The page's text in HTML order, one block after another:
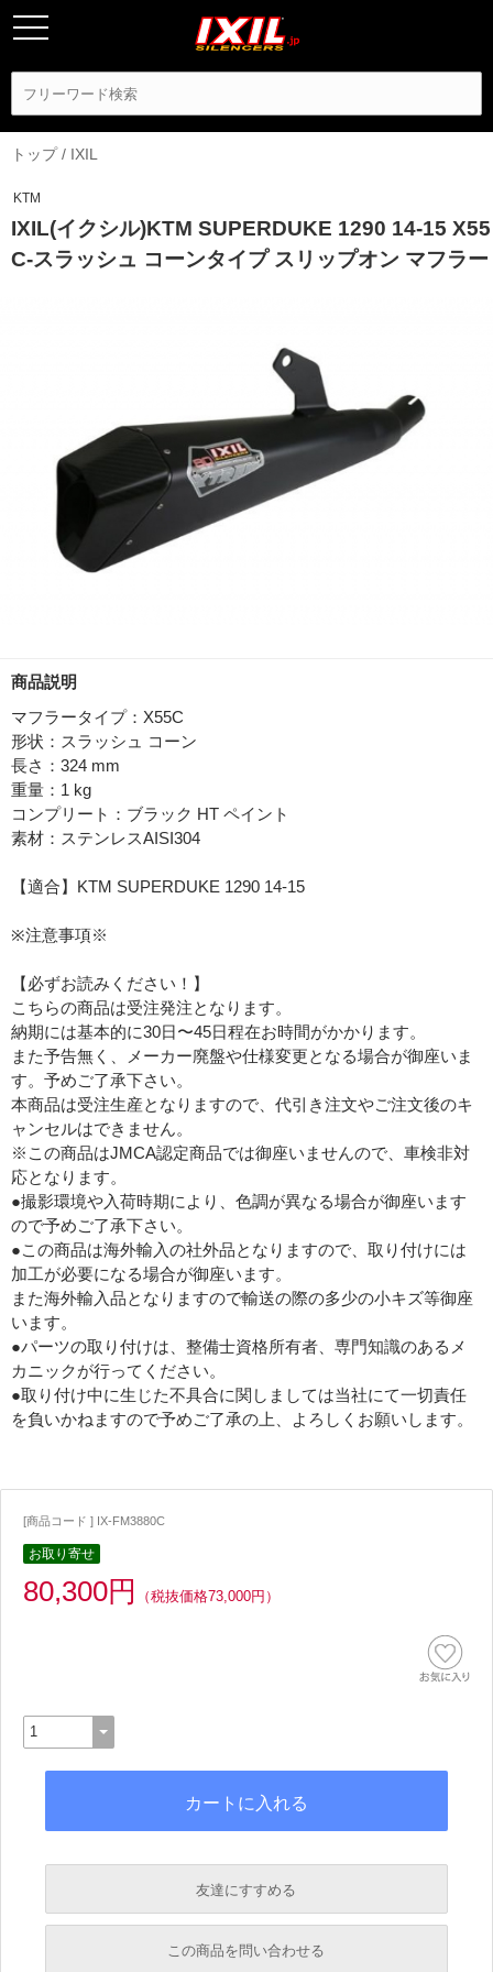
トップ/ IXIL
KTM
IXIL(イクシル)KTM SUPERDUKE 1290 14-15 X55
C-スラッシュ コーンタイプ スリップオン マフラー
商品説明
マフラータイプ：X55C
形状：スラッシュ コーン
長さ：324 mm
重量：1 kg
コンプリート：ブラック HT ペイント
素材：ステンレスAISI304
【適合】KTM SUPERDUKE 1290 14-15
※注意事項※
【必ずお読みください！】
こちらの商品は受注発注となります。
納期には基本的に30日〜45日程在お時間がかかります。
また予告無く、メーカー廃盤や仕様変更となる場合が御座いま
す。予めご了承下さい。
本商品は受注生産となりますので、代引き注文やご注文後のキ
ャンセルはできません。
※この商品はJMCA認定商品では御座いませんので、車検非対
応となります。
●撮影環境や入荷時期により、色調が異なる場合が御座います
ので予めご了承下さい。
●この商品は海外輸入の社外品となりますので、取り付けには
加工が必要になる場合が御座います。
また海外輸入品となりますので輸送の際の多少の小キズ等御座
います。
●パーツの取り付けは、整備士資格所有者、専門知識のあるメ
カニックが行ってください。
●取り付け中に生じた不具合に関しましては当社にて一切責任
を負いかねますので予めご了承の上、よろしくお願いします。
[商品コード ] IX-FM3880C
お取り寄せ
80,300円 （税抜価格73,000円）
友達にすすめる
必須
この商品を問い合わせる